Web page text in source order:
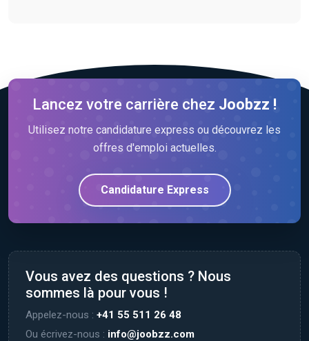
Lancez votre carrière chez Joobzz !
Utilisez notre candidature express ou découvrez les
offres d'emploi actuelles.
Candidature Express
Vous avez des questions ? Nous
sommes là pour vous !
Appelez-nous : +41 55 511 26 48
Ou écrivez-nous : info@joobzz.com